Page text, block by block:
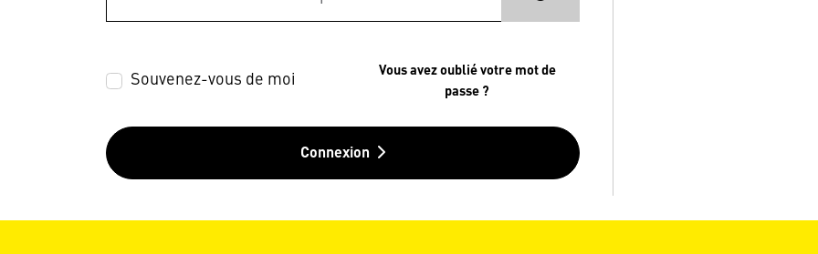
Souvenez-vous de moi
Vous avez oublié votre mot de
passe ?
Connexion